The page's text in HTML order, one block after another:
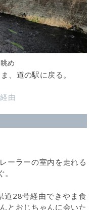
め
、道の駅に戻る。
由
ーラーの室内を走れる
道28号経由できやま食
とおじちゃんに会いた